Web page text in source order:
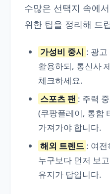
수많은 선택지 속에
위한 팁을 정리해 드
가성비 중시 : 광
활용하되, 통신사
체크하세요.
스포츠 팬 : 주력
(쿠팡플레이, 통합
가져가야 합니다.
해외 트렌드 : 여
누구보다 먼저 보
유지가 답입니다.